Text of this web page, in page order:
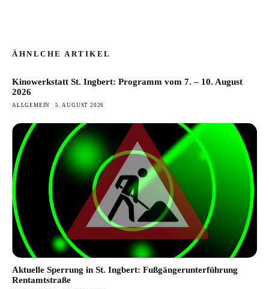
ÄHNLCHE ARTIKEL
Kinowerkstatt St. Ingbert: Programm vom 7. – 10. August
2026
ALLGEMEIN 5. AUGUST 2026
Aktuelle Sperrung in St. Ingbert: Fußgängerunterführung
Rentamtstraße